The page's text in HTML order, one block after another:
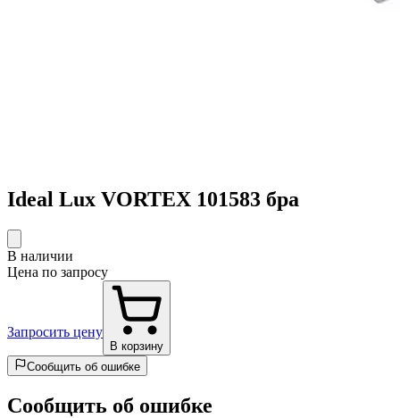
Ideal Lux VORTEX 101583 бра
В наличии
Цена по запросу
Запросить цену
В корзину
Сообщить об ошибке
Сообщить об ошибке